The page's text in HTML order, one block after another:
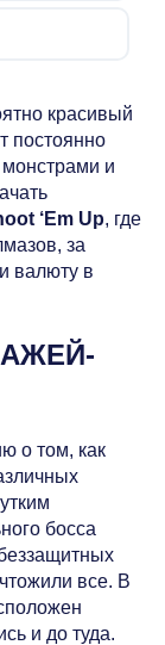
красивый
постоянно
и
‘Em Up, где
за
валюту в
о том, как
босса
все. В
и до туда.